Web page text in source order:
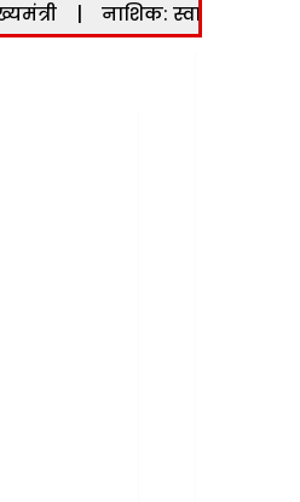
स्वाधार योजनेच्या